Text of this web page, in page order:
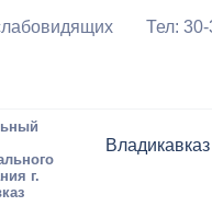
Тел:
г.
Владикавказ